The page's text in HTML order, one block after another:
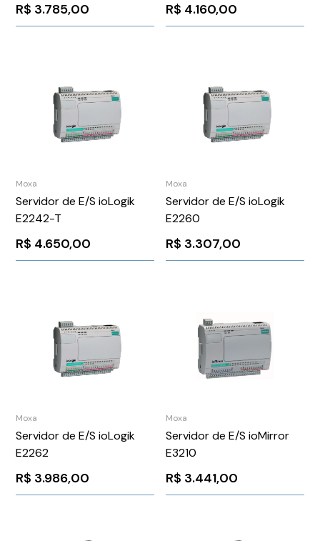
R$ 3.785,00 R$ 4.160,00
Moxa
Servidor de E/S ioLogik
E2242-T
R$ 4.650,00
Moxa
Servidor de E/S ioLogik
E2260
R$ 3.307,00
Moxa
Servidor de E/S ioLogik
E2262
R$ 3.986,00
Moxa
Servidor de E/S ioMirror
E3210
R$ 3.441,00